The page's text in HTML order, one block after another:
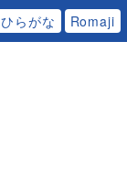
ひらがな Romaji